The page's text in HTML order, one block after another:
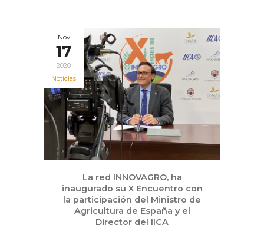
Nov
17
2020
Noticias
La red INNOVAGRO, ha
inaugurado su X Encuentro con
la participación del Ministro de
Agricultura de España y el
Director del IICA